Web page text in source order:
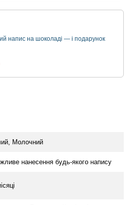
напис на шоколаді — і подарунок
Молочний
нанесення будь-якого напису